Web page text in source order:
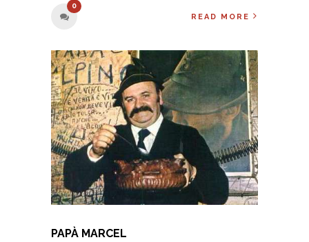
0
READ MORE
PAPÀ MARCEL